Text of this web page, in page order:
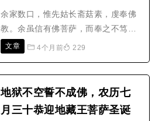
而屡次发的大愿。这是明面上的意
思，更深层的密意，佛陀说法，灭
度..
余家数口，惟先姑长斋菇素，虔奉佛
教。余虽信有佛菩萨，而奉之不笃。
及先姑弃世，莲社诸居士家家助念，
佛教，不遗余力。尤喜弘地藏菩萨救
必有感应。自法师倡导以来，不数月
文章 4个月前 229
地狱不空誓不成佛，农历七
月三十恭迎地藏王菩萨圣诞